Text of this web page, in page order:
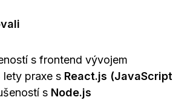
s frontend vývojem
lety praxe s React.js
s Node.js